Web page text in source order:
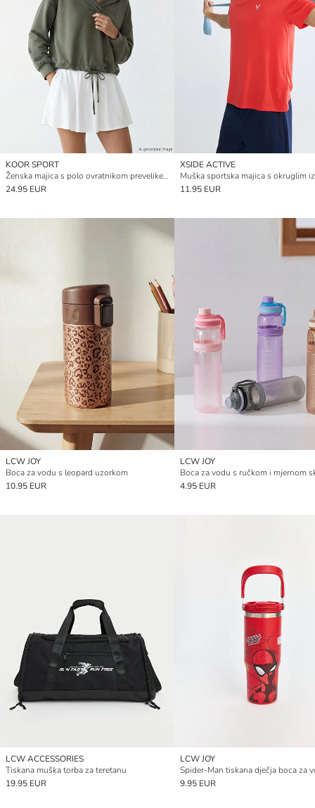
KOOR SPORT
Ženska majica s polo ovratnikom prevelike veličine
24.95 EUR
XSIDE ACTIVE
Muška sportska majica s okruglim
11.95 EUR
LCW JOY
Boca za vodu s leopard uzorkom
10.95 EUR
LCW JOY
4.95 EUR
LCW ACCESSORIES
Tiskana muška torba za teretanu
19.95 EUR
LCW JOY
Spider-Man tiskana dječja boca za
9.95 EUR